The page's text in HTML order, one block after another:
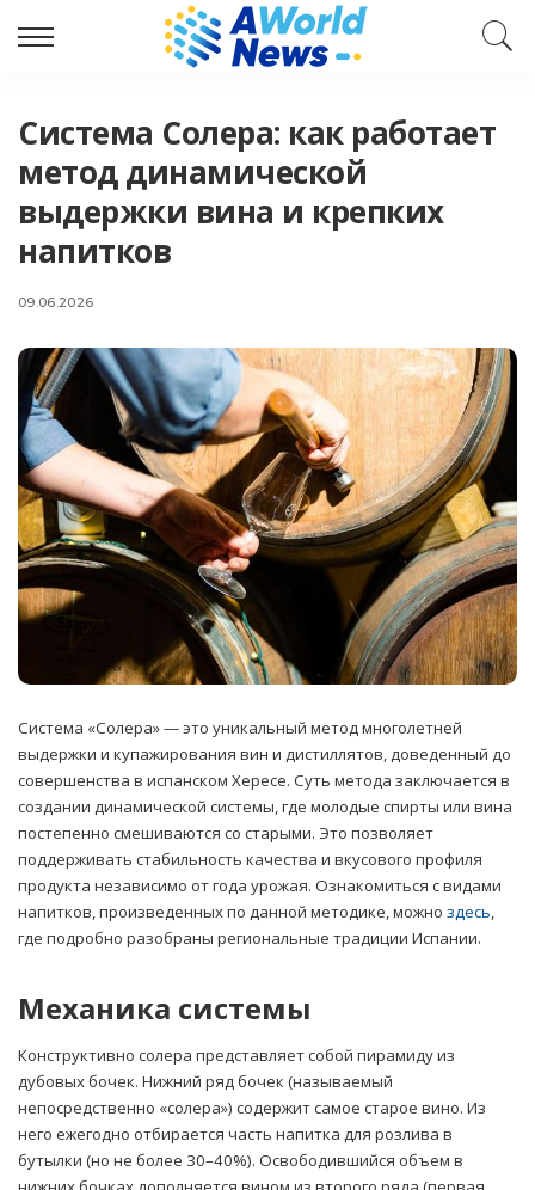
Система Солера: как работает
метод динамической
выдержки вина и крепких
напитков
09.06.2026
Система «Солера» — это уникальный метод многолетней
выдержки и купажирования вин и дистиллятов, доведенный до
совершенства в испанском Хересе. Суть метода заключается в
создании динамической системы, где молодые спирты или вина
постепенно смешиваются со старыми. Это позволяет
поддерживать стабильность качества и вкусового профиля
продукта независимо от года урожая. Ознакомиться с видами
напитков, произведенных по данной методике, можно здесь,
где подробно разобраны региональные традиции Испании.
Механика системы
Конструктивно солера представляет собой пирамиду из
дубовых бочек. Нижний ряд бочек (называемый
непосредственно «солера») содержит самое старое вино. Из
него ежегодно отбирается часть напитка для розлива в
бутылки (но не более 30–40%). Освободившийся объем в